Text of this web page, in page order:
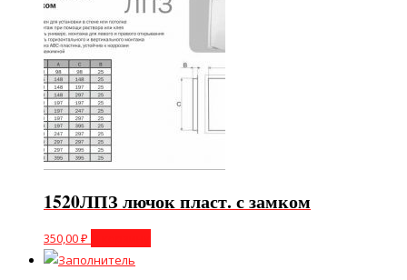
1520ЛПЗ лючок пласт. с замком
350,00₽